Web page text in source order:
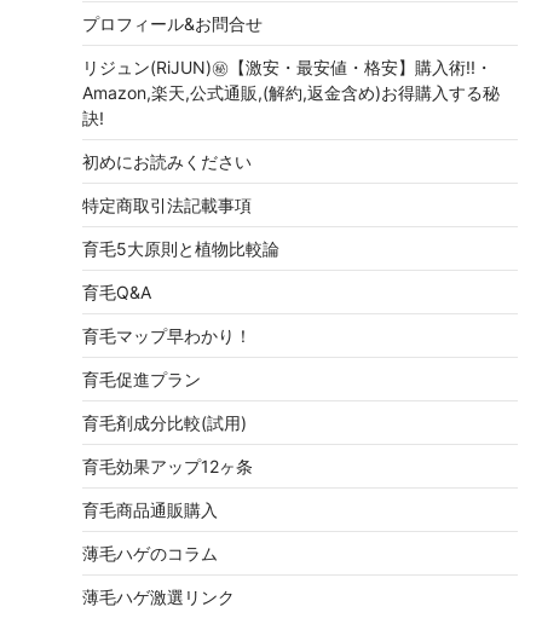
プロフィール&お問合せ
リジュン(RiJUN)㊙【激安・最安値・格安】購入術!!・
Amazon,楽天,公式通販,(解約,返金含め)お得購入する秘
訣!
初めにお読みください
特定商取引法記載事項
育毛5大原則と植物比較論
育毛Q&A
育毛マップ早わかり！
育毛促進プラン
育毛剤成分比較(試用)
育毛効果アップ12ヶ条
育毛商品通販購入
薄毛ハゲのコラム
薄毛ハゲ激選リンク